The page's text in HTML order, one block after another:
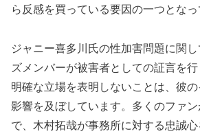
ら反感を買っている要因の一つとなっ
ジャニー喜多川氏の性加害問題に関
ズメンバーが被害者としての証言を
明確な立場を表明しないことは、彼
影響を及ぼしています。多くのファ
で、木村拓哉が事務所に対する忠誠